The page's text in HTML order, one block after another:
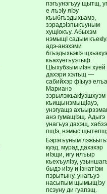
пэгъунэгъуу щытщ,
е лъэIу яIэу
къыбгъэдыхьамэ,
зэрадэIэпыкъуным
хущIокъу. Абыхэм
нэмыщI садым
адэ-анэхэми
бгъэдыхьэкIэ
къахуегъуэтыф.
ЦIыхубзым иIэн
дахэри хэлъщ —
сабийхэр фIыуэ
Марианэ
зэрылэжьакIуэшхуэм
къищынэмыщIауэ,
унэгуащэ
анэ гумащIэщ. Адыгэ
унагъуэ дахэщ,
пщIэ, нэмыс
Бэрэгъуным
куэд, мурад дахэхэр
иIэщи, игу илъыр
къехъулIэу,
быдэ иIэу и IэнатIэм
пэрытыну, унагъуэ
насыпым щымыщIэу
псэуну ди гуапэщ.